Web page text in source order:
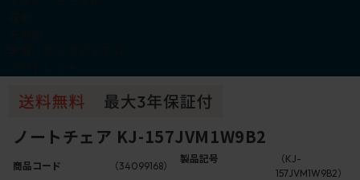
ノートチェア KJ-157JVM1W9B2
商品コード （34099168）
製品記号
（KJ-
157JVM1W9B2）